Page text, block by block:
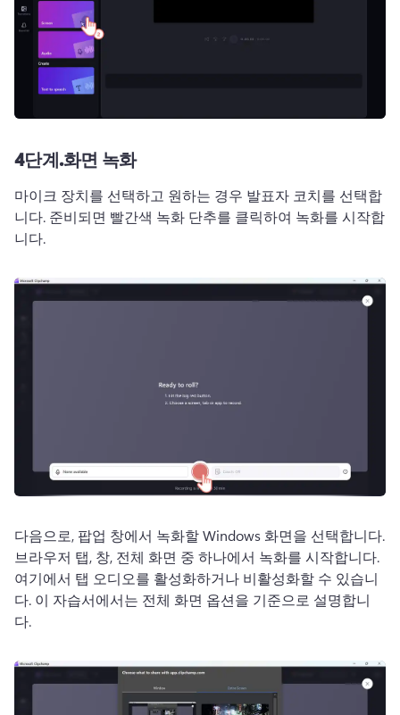
4단계.화면 녹화
마이크 장치를 선택하고 원하는 경우 발표자 코치를 선택합
니다. 준비되면 빨간색 녹화 단추를 클릭하여 녹화를 시작합
니다.
브라우저 탭, 창, 전체 화면 중 하나에서 녹화를 시작합니다.
여기에서 탭 오디오를 활성화하거나 비활성화할 수 있습니
다. 이 자습서에서는 전체 화면 옵션을 기준으로 설명합니
다.